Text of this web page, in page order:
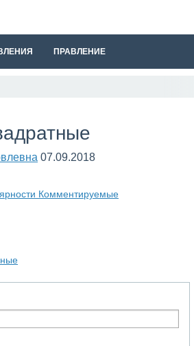
ПРАВЛЕНИЕ
07.09.2018
Комментируемые